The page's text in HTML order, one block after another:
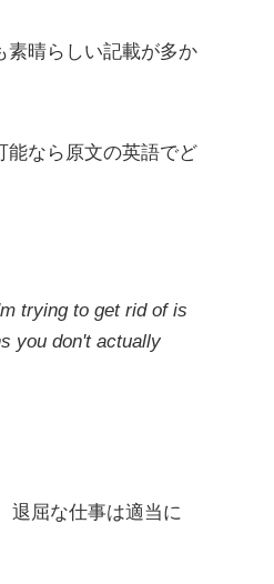
素晴らしい記載が多か
能なら原文の英語でど
trying to get rid of is
you don't actually
退屈な仕事は適当に